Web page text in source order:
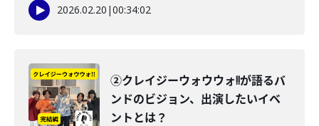
2026.02.20 |00:34:02
②クレイジーウォウウォ!!が語るバ
ンドのビジョン、出演したいイベ
ントとは？